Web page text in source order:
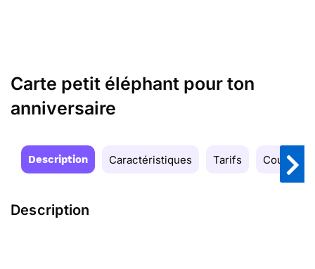
Carte petit éléphant pour ton
anniversaire
Description Caractéristiques Tarifs Couleurs
Description